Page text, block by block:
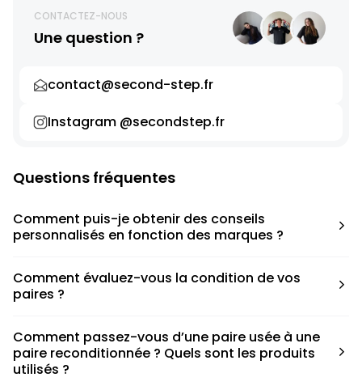
CONTACTEZ-NOUS
Une question ?
contact@second-step.fr
Instagram @secondstep.fr
Questions fréquentes
Comment puis-je obtenir des conseils
personnalisés en fonction des marques ?
pour déterminer la taille appropriée, que ce soit une taille
en dessous, au-dessus ou correspondant à votre taille
Comment évaluez-vous la condition de vos
paires ?
défauts spécifiques de chaque paire.
Comment passez-vous d’une paire usée à une
paire reconditionnée ? Quels sont les produits
utilisés ?